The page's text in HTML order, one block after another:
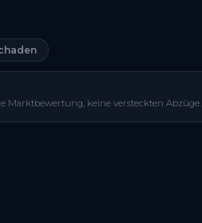
Kostenlos anfragen
Marktbewertung, keine versteckten Abzüge.